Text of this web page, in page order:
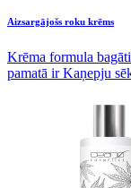
Aizsargājošs roku krēms
Krēma formula
pamatā ir Kaņepju